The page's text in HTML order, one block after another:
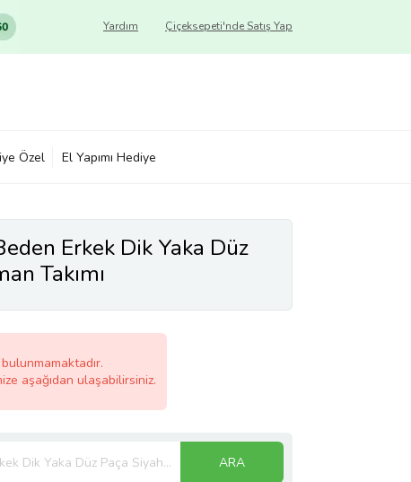
Çiçeksepeti'nde Satış Yap
Yardım
Özel El Yapımı Hediye
Erkek Dik Yaka Düz
Takımı
aşağıdan ulaşabilirsiniz.
ARA